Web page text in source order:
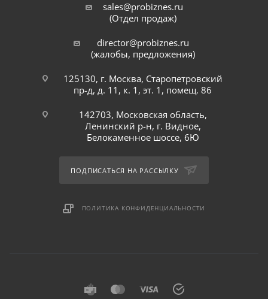
sales@probiznes.ru
(Отдел продаж)
director@probiznes.ru
(жалобы, предложения)
125130, г. Москва, Старопетровский
пр-д, д. 11, к. 1, эт. 1, помещ. 86
142703, Московская область,
Ленинский р-н, г. Видное,
Белокаменное шоссе, 6Ю
ПОДПИСАТЬСЯ НА РАССЫЛКУ
ПОЛИТИКА КОНФИДЕНЦИАЛЬНОСТИ